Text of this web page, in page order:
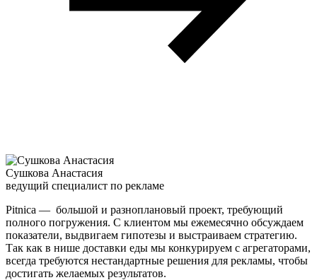
Сушкова Анастасия
ведущий специалист по рекламе
Pitnica — большой и разноплановый проект, требующий
полного погружения. С клиентом мы ежемесячно обсуждаем
показатели, выдвигаем гипотезы и выстраиваем стратегию.
Так как в нише доставки еды мы конкурируем с агрегаторами,
всегда требуются нестандартные решения для рекламы, чтобы
достигать желаемых результатов.